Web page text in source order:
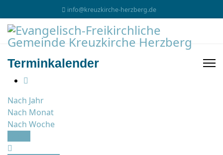
info@kreuzkirche-herzberg.de
Terminkalender
Nach Jahr
Nach Monat
Nach Woche